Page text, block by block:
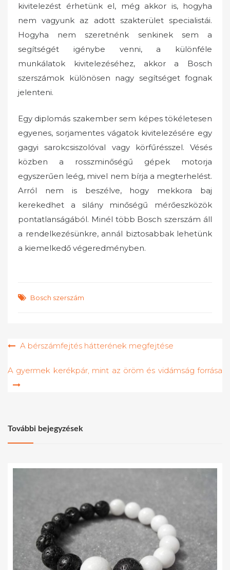
kivitelezést érhetünk el, még akkor is, hogyha
nem vagyunk az adott szakterület specialistái.
Hogyha nem szeretnénk senkinek sem a
segítségét igénybe venni, a különféle
munkálatok kivitelezéséhez, akkor a Bosch
szerszámok különösen nagy segítséget fognak
jelenteni.
Egy diplomás szakember sem képes tökéletesen
egyenes, sorjamentes vágatok kivitelezésére egy
gagyi sarokcsiszolóval vagy körfűrésszel. Vésés
közben a rosszminőségű gépek motorja
egyszerűen leég, mivel nem bírja a megterhelést.
Arról nem is beszélve, hogy mekkora baj
kerekedhet a silány minőségű mérőeszközök
pontatlanságából. Minél több Bosch szerszám áll
a rendelkezésünkre, annál biztosabbak lehetünk
a kiemelkedő végeredményben.
Bosch szerszám
Bejegyzés
A bérszámfejtés hátterének megfejtése
A gyermek kerékpár, mint az öröm és vidámság forrása
További bejegyzések